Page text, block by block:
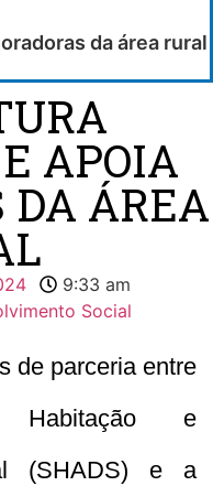
da área rural
APOIA
DA ÁREA
9:33 am
Social
de parceria entre
e
(SHADS) e a